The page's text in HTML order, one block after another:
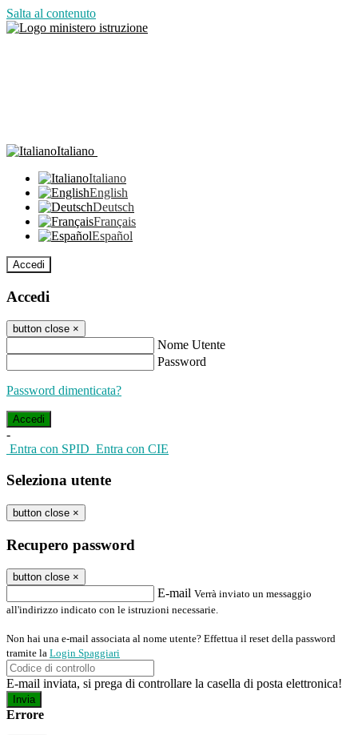
Salta al contenuto
Italiano
Italiano
English
Deutsch
Français
Español
Accedi
Accedi
button close ×
Nome Utente
Password
Password dimenticata?
-
Entra con SPID Entra con CIE
Seleziona utente
button close ×
Recupero password
button close ×
E-mail Verrà inviato un messaggio
all'indirizzo indicato con le istruzioni necessarie.
Non hai una e-mail associata al nome utente? Effettua il reset della password
tramite la Login Spaggiari
E-mail inviata, si prega di controllare la casella di posta elettronica!
Errore